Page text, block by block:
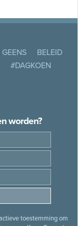
BELEID
#DAGKOEN
worden?
toestemming om